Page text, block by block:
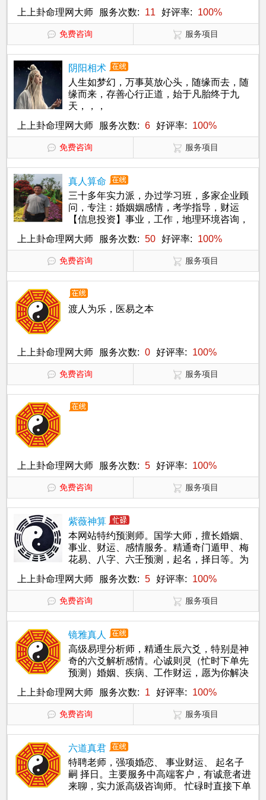
上上卦命理网大师 服务次数: 11 好评率: 100%
免费咨询 服务项目
阴阳相术
人生如梦幻，万事莫放心头，随缘而去，随
缘而来，存善心行正道，始于凡胎终于九
天，，，
上上卦命理网大师
服务次数: 6 好评率: 100%
免费咨询 服务项目
真人算命
三十多年实力派，办过学习班，多家企业顾
问，专注：婚姻姻感情，考学指导，财运
【信息投资】事业，工作，地理环境咨询，
上上卦命理网大师 服务次数: 50 好评率: 100%
免费咨询 服务项目
渡人为乐，医易之本
上上卦命理网大师 服务次数: 0 好评率: 100%
免费咨询 服务项目
上上卦命理网大师 服务次数: 5 好评率: 100%
免费咨询 服务项目
紫薇神算
本网站特约预测师。国学大师，擅长婚姻、
事业、财运、感情服务。精通奇门遁甲、梅
花易、八字、六壬预测，起名，择日等。为
上上卦命理网大师 服务次数: 5 好评率: 100%
免费咨询 服务项目
镜雅真人
高级易理分析师，精通生辰六爻，特别是神
奇的六爻解析感情。心诚则灵（忙时下单先
预测）婚姻、疾病、工作财运，愿为你解决
上上卦命理网大师 服务次数: 1 好评率: 100%
免费咨询 服务项目
六道真君
特聘老师，强项婚恋、 事业财运、 起名子
嗣 择日。主要服务中高端客户，有诚意者进
来聊，实力派高级咨询师。 忙碌时直接下单